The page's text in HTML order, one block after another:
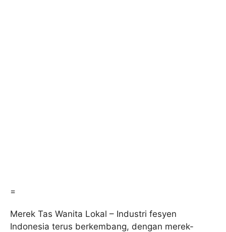
=
Merek Tas Wanita Lokal – Industri fesyen
Indonesia terus berkembang, dengan merek-